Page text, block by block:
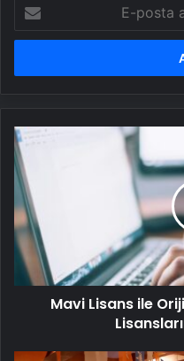
posta
adresinizi
Mavi
Lisans
ile
Orijinal
Windows
ve
Office
Lisanslarına
Sahip
Mavi Lisans ile